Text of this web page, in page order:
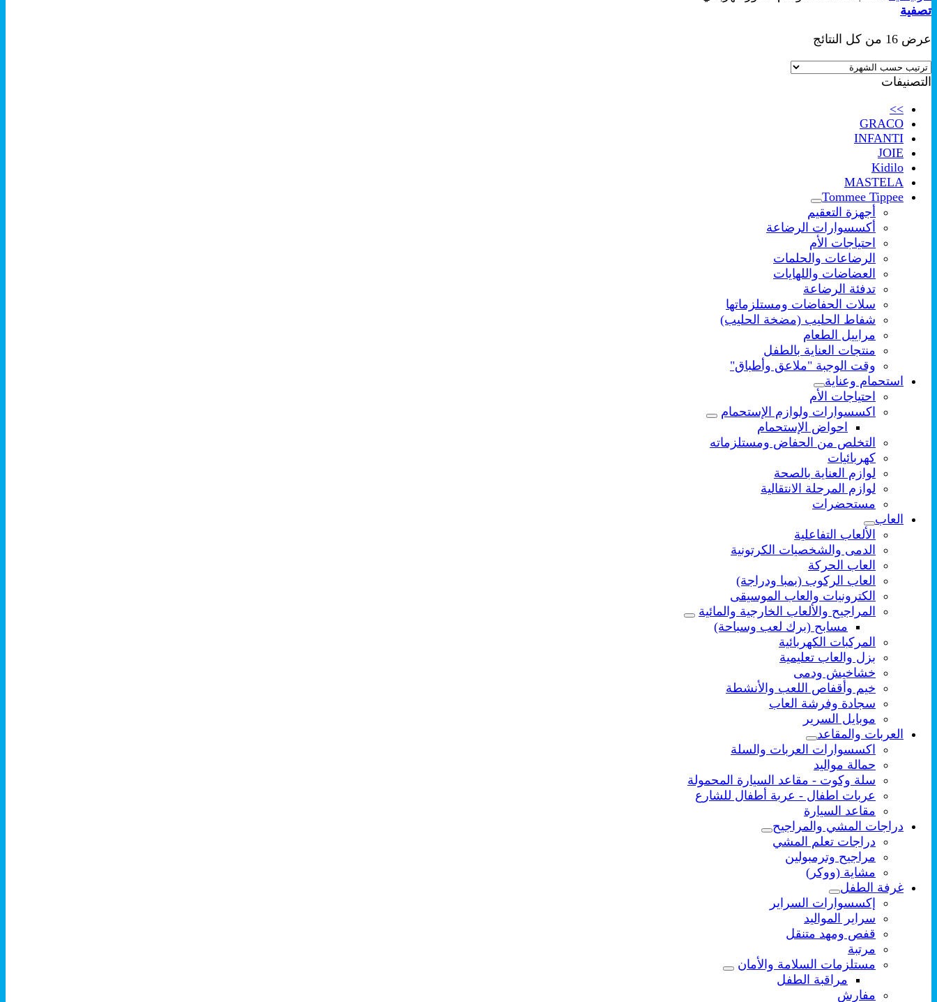
تصفية
عرض ⁦16⁩ من كل النتائج
حسب
التصنيفات
>>
GRACO
INFANTI
JOIE
Kidilo
MASTELA
Tommee Tippee
أجهزة التعقيم
أكسسوارات الرضاعة
احتياجات الأم
الرضاعات والحلمات
العضاضات واللهايات
تدفئة الرضاعة
سلات الحفاضات ومستلزماتها
شفاط الحليب (مضخة الحليب)
مراييل الطعام
منتجات العناية بالطفل
وقت الوجبة "ملاعق وأطباق"
استحمام وعناية
احتياجات الأم
اكسسوارات ولوازم الإستحمام
احواض الإستحمام
التخلص من الحفاض ومستلزماته
كهربائيات
لوازم العناية بالصحة
لوازم المرحلة الانتقالية
مستحضرات
العاب
الألعاب التفاعلية
الدمى والشخصيات الكرتونية
العاب الحركة
العاب الركوب (بمبا ودراجة)
الكترونيات والعاب الموسيقى
المراجيح والألعاب الخارجية والمائية
مسابح (برك لعب وسباحة)
المركبات الكهربائية
بزل والعاب تعليمية
خشاخيش ودمى
خيم وأقفاص اللعب والأنشطة
سجادة وفرشة العاب
موبايل السرير
العربات والمقاعد
اكسسوارات العربات والسلة
حمالة مواليد
سلة وكوت - مقاعد السيارة المحمولة
عربات اطفال - عربة أطفال للشارع
مقاعد السيارة
دراجات المشي والمراجيح
دراجات تعلم المشي
مراجيح وترمبولين
مشاية (ووكر)
غرفة الطفل
إكسسوارات السراير
سراير المواليد
قفص ومهد متنقل
مرتبة
مستلزمات السلامة والأمان
مراقبة الطفل
مفارش